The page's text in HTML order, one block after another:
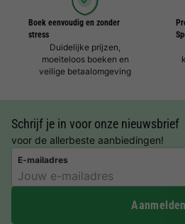
Boek eenvoudig en zonder
stress
Duidelijke prijzen,
moeiteloos boeken en
veilige betaalomgeving
Schrijf je in voor onze nieuwsbrief
voor de allerbeste aanbiedingen!
E-mailadres
Aanmelden